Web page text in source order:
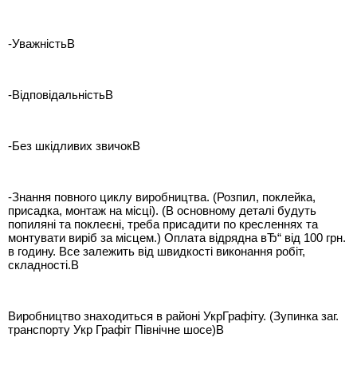
-УважністьВ
-ВідповідальністьВ
-Без шкідливих звичокВ
-Знання повного циклу виробництва. (Розпил, поклейка,
присадка, монтаж на місці). (В основному деталі будуть
попиляні та поклеєні, треба присадити по кресленнях та
монтувати виріб за місцем.) Оплата відрядна вЂ“ від 100 грн.
в годину. Все залежить від швидкості виконання робіт,
складності.В
Виробництво знаходиться в районі УкрГрафіту. (Зупинка заг.
транспорту Укр Графіт Північне шосе)В